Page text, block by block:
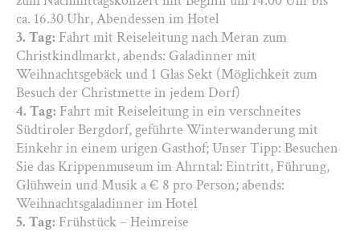
ca. 16.30 Uhr, Abendessen im Hotel
3. Tag: Fahrt mit Reiseleitung nach Meran zum
Christkindlmarkt, abends: Galadinner mit
Weihnachtsgebäck und 1 Glas Sekt (Möglichkeit zum
Besuch der Christmette in jedem Dorf)
4. Tag: Fahrt mit Reiseleitung in ein verschneites
Südtiroler Bergdorf, geführte Winterwanderung mit
Einkehr in einem urigen Gasthof; Unser Tipp: Besuchen
Sie das Krippenmuseum im Ahrntal: Eintritt, Führung,
Glühwein und Musik a € 8 pro Person; abends:
Weihnachtsgaladinner im Hotel
5. Tag: Frühstück – Heimreise